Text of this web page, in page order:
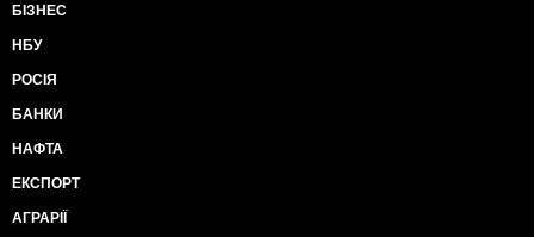
БІЗНЕС
НБУ
РОСІЯ
БАНКИ
НАФТА
ЕКСПОРТ
АГРАРІЇ